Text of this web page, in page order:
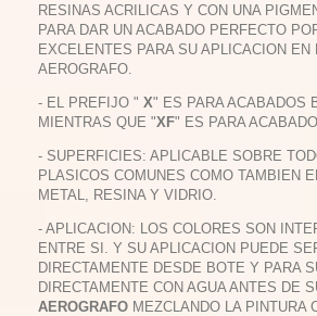
RESINAS ACRILICAS Y CON UNA
PARA DAR UN ACABADO PERFECTO
EXCELENTES PARA SU APLICACION EN
AEROGRAFO.
- EL PREFIJO " X" ES PARA ACABADOS
MIENTRAS QUE "XF" ES PARA
- SUPERFICIES: APLICABLE SOBRE
PLASICOS COMUNES COMO TAMBIEN
METAL, RESINA Y VIDRIO.
- APLICACION: LOS COLORES SON
ENTRE SI. Y SU APLICACION PUEDE
DIRECTAMENTE DESDE BOTE Y PARA
DIRECTAMENTE CON AGUA ANTES DE
AEROGRAFO MEZCLANDO LA PINTURA